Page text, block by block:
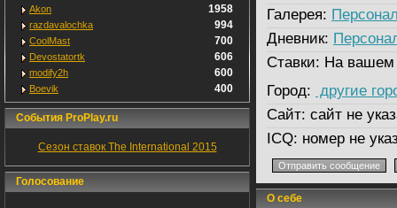
Akon 1958
razdavalochka 994
CoolMast 700
Devostatortk 606
modify2h 600
Boevik 400
События ProPlay.ru
Сезон ставок The International 2015
Голосование
Галерея:
Дневник:
Ставки: На вашем
Город: другие
Сайт: сайт не
ICQ: номер не
О себе